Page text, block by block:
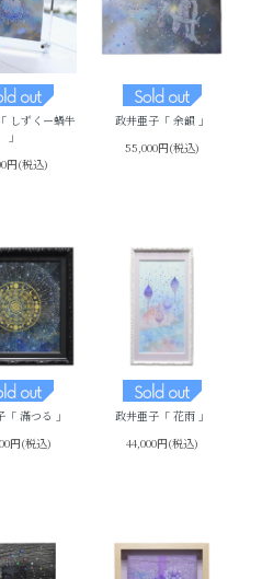
しずくー蝸牛
」
円(税込)
政井亜子「 余韻 」
55,000円(税込)
滿つる 」
円(税込)
政井亜子「 花雨 」
44,000円(税込)